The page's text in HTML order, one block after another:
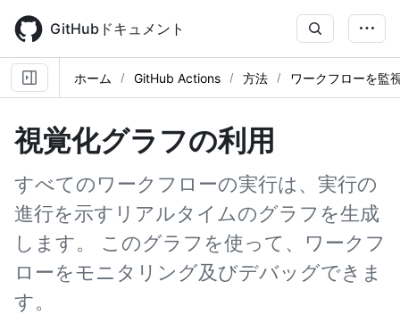
main
content
GitHubドキュメント
ホーム GitHub Actions 方法 ワークフローを監
視覚化グラフの利用
すべてのワークフローの実行は、実行の
進行を示すリアルタイムのグラフを生成
します。 このグラフを使って、ワークフ
ローをモニタリング及びデバッグできま
す。